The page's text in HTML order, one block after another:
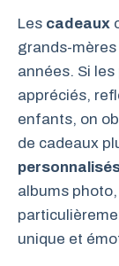
Les cadeaux
grands-
années. Si
appréciés,
enfants, on
de cadeaux
albums
unique et